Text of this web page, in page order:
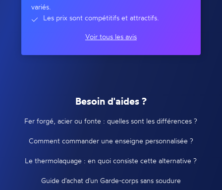
variés.
Les prix sont compétitifs et attractifs.
Voir tous les avis
Besoin d'aides ?
Fer forgé, acier ou fonte : quelles sont les différences ?
Comment commander une enseigne personnalisée ?
Le thermolaquage : en quoi consiste cette alternative ?
Guide d'achat d'un Garde-corps sans soudure